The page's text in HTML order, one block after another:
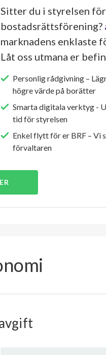
Sitter du i styrelsen
bostadsrättsförening?
marknadens enklaste
Låt oss utmana er
Personlig rådgivning –
högre värde på borätter
Smarta digitala verktyg -
tid för styrelsen
Enkel flytt för er BRF – Vi
förvaltaren